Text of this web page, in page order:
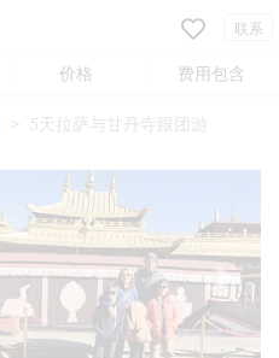
联系
价格 费用包含
5天拉萨与甘丹寺跟团游